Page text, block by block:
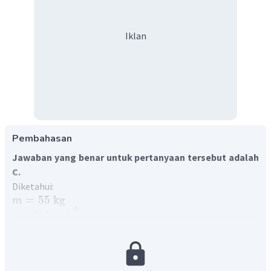
Iklan
Pembahasan
Jawaban yang benar untuk pertanyaan tersebut adalah
C.
Diketahui:
m = 55 kg
Berat semu adalah berat benda yang tidak sebenarnya